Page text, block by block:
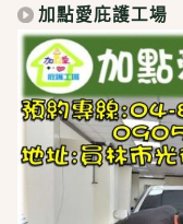
加點愛庇護工場